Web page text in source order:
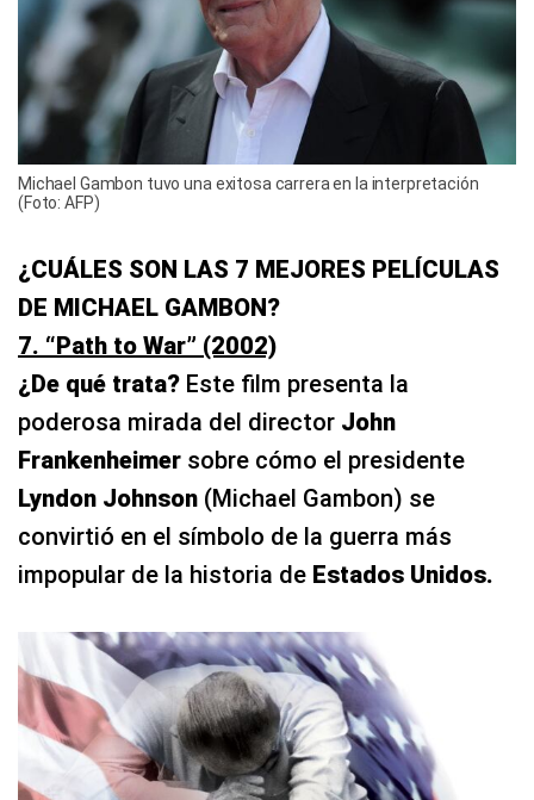
Michael Gambon tuvo una exitosa carrera en la interpretación
(Foto: AFP)
¿CUÁLES SON LAS 7 MEJORES PELÍCULAS
DE MICHAEL GAMBON?
7. “Path to War” (2002)
¿De qué trata? Este film presenta la
poderosa mirada del director John
Frankenheimer sobre cómo el presidente
Lyndon Johnson (Michael Gambon) se
convirtió en el símbolo de la guerra más
impopular de la historia de Estados Unidos.